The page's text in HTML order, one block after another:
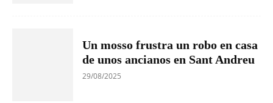
Un mosso frustra un robo en casa
de unos ancianos en Sant Andreu
29/08/2025